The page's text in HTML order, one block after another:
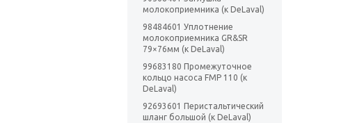
молокоприемника (к DeLaval)
98484601 Уплотнение
молокоприемника GR&SR
79×76мм (к DeLaval)
99683180 Промежуточное
кольцо насоса FMP 110 (к
DeLaval)
92693601 Перистальтический
шланг большой (к DeLaval)